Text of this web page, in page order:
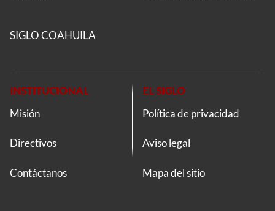
SIGLO COAHUILA
INSTITUCIONAL
Misión
Directivos
Contáctanos
EL SIGLO
Política de privacidad
Aviso legal
Mapa del sitio